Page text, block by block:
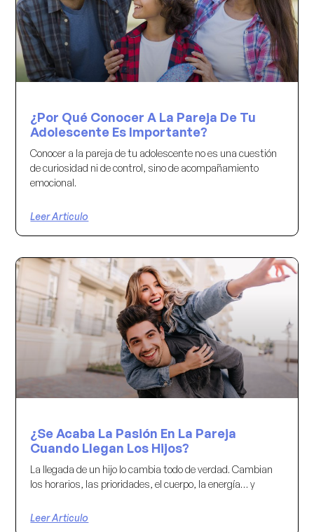
¿Por Qué Conocer A La Pareja De Tu
Adolescente Es Importante?
Conocer a la pareja de tu adolescente no es una cuestión
de curiosidad ni de control, sino de acompañamiento
emocional.
Leer Articulo
¿Se Acaba La Pasión En La Pareja
Cuando Llegan Los Hijos?
La llegada de un hijo lo cambia todo de verdad. Cambian
los horarios, las prioridades, el cuerpo, la energía… y
Leer Articulo